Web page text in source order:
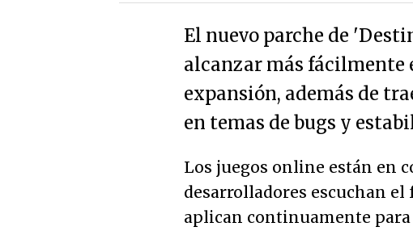
El nuevo parche de
alcanzar más fácilmente
expansión, además de
en temas de bugs y
Los juegos online están en
desarrolladores escuchan el
aplican continuamente